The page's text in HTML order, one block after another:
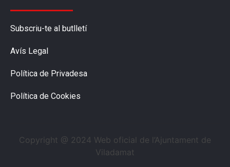
Subscriu-te al butlletí
Avís Legal
Política de Privadesa
Política de Cookies
Copyright @ 2024 Web oficial de l’Ajuntament de
Viladamat